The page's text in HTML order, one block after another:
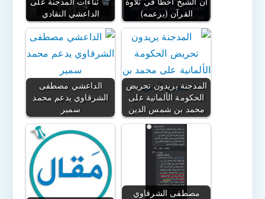
الداعشي النقادي
القرآن (بزعمه)
الداعشي مصطفى
الشرقاوي يدعم محمد
سمير
المدجنة يريدون تحريض
الحكومة الألمانية على
محمد بن شمس الدين
مصطفى الشرقاوي